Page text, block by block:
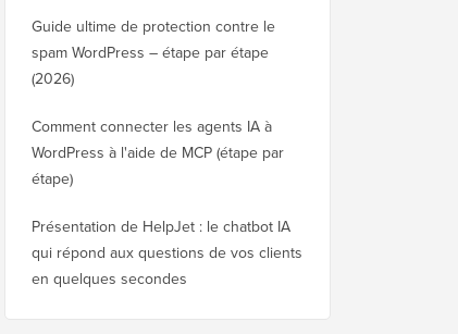
Guide ultime de protection contre le
spam WordPress – étape par étape
(2026)
Comment connecter les agents IA à
WordPress à l'aide de MCP (étape par
étape)
Présentation de HelpJet : le chatbot IA
qui répond aux questions de vos clients
en quelques secondes